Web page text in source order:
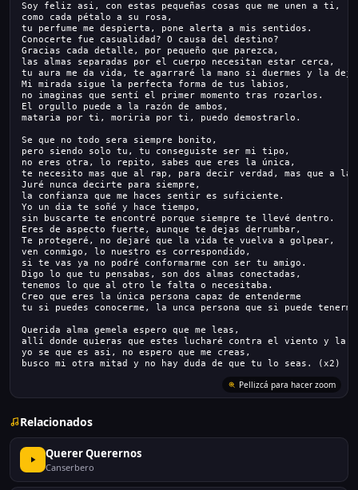
Soy feliz asi, con estas pequeñas cosas que me unen a ti,
como cada pétalo a su rosa,
tu perfume me despierta, pone alerta a mis sentidos.
Conocerte fue casualidad? O causa del destino?
Gracias cada detalle, por pequeño que parezca,
las almas separadas por el cuerpo necesitan estar cerca,
tu aura me da vida, te agarraré la mano si duermes y la
Mi mirada sigue la perfecta forma de tus labios,
no imaginas que sentí el primer momento tras rozarlos.
El orgullo puede a la razón de ambos,
mataria por ti, moriria por ti, puedo demostrarlo.
Se que no todo sera siempre bonito,
pero siendo solo tu, tu conseguiste ser mi tipo,
no eres otra, lo repito, sabes que eres la única,
te necesito mas que al rap, para decir verdad, mas que a la
Juré nunca decirte para siempre,
la confianza que me haces sentir es suficiente.
Yo un dia te soñé y hace tiempo,
sin buscarte te encontré porque siempre te llevé dentro.
Eres de aspecto fuerte, aunque te dejas derrumbar,
Te protegeré, no dejaré que la vida te vuelva a golpear,
ven conmigo, lo nuestro es correspondido,
si te vas ya no podré conformarme con ser tu amigo.
Digo lo que tu pensabas, son dos almas conectadas,
tenemos lo que al otro le falta o necesitaba.
Creo que eres la única persona capaz de entenderme
tu si puedes conocerme, la unca persona que si puede
Querida alma gemela espero que me leas,
allí donde quieras que estes lucharé contra el viento y la
yo se que es asi, no espero que me creas,
busco mi otra mitad y no hay duda de que tu lo seas. (x2)
Pellizcá para hacer zoom
Relacionados
Querer Querernos
Canserbero